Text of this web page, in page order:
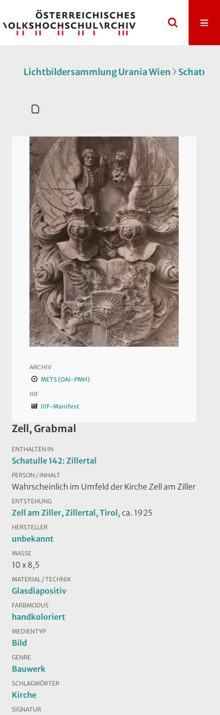
Lichtbildersammlung Urania Wien
ARCHIV
METS (OAI-PMH)
IIIF
IIIF-Manifest
Zell, Grabmal
ENTHALTEN IN
Schatulle 142: Zillertal
PERSON / INHALT
Wahrscheinlich im Umfeld der Kirche Zell am Ziller
ENTSTEHUNG
Zell am Ziller, Zillertal, Tirol, ca. 1925
HERSTELLER
unbekannt
MASSE
10 x 8,5
MATERIAL / TECHNIK
Glasdiapositiv
FARBMODUS
handkoloriert
MEDIENTYP
Bild
GENRE
Bauwerk
SCHLAGWÖRTER
Kirche
SIGNATUR